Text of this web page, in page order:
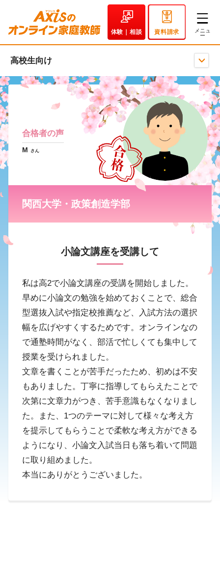
体験｜相談 資料請求
高校生向け
合格者の声
M さん
関西大学・政策創造学部
小論文講座を受講して
私は高2で小論文講座の受講を開始しました。
早めに小論文の勉強を始めておくことで、総合
型選抜入試や指定校推薦など、入試方法の選択
幅を広げやすくするためです。オンラインなの
で通塾時間がなく、部活で忙しくても集中して
授業を受けられました。
文章を書くことが苦手だったため、初めは不安
もありました。丁寧に指導してもらえたことで
次第に文章力がつき、苦手意識もなくなりまし
た。また、1つのテーマに対して様々な考え方
を提示してもらうことで柔軟な考え方ができる
ようになり、小論文入試当日も落ち着いて問題
に取り組めました。
本当にありがとうございました。